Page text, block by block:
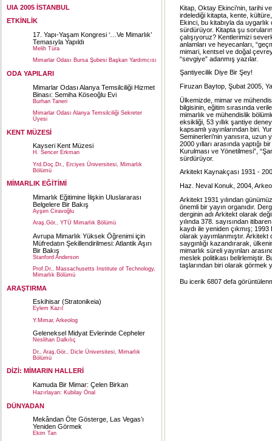
UIA 2005 İSTANBUL
ETKİNLİK
17. Yapı-Yaşam Kongresi ‘…Ve Mimarlık’
Temasıyla Yapıldı
Melih Türa
Mimarlar Odası Bursa Şubesi Başkan Yardımcısı
ODA YAPILARI
Mimarlar Odası Alanya Temsilciliği Hizmet
Binası: Semiha Köseoğlu Evi
Burhan Taneri
Mimarlar Odası Alanya Temsilciliği Sekreter
Üyesi
KENT MÜZESİ
Kayseri Kent Müzesi
H. Sencer Erkman
Yrd.Doç.Dr., Erciyes Üniversitesi, Mimarlık
Bölümü
MİMARLIK EĞİTİMİ
Mimarlık Eğitimine İlişkin Uluslararası
Belgelere Bir Bakış
Ayşen Ciravoğlu
Araş.Gör., YTÜ Mimarlık Bölümü
Avrupa Mimarlık Yüksek Öğrenimi için
Müfredatın Şekillendirilmesi: Atlantik Aşırı
Bir Bakış
Stanford Anderson
Prof.Dr., Massachusetts Institute of Technology,
Mimarlık Bölümü
ARAŞTIRMA
Eskihisar (Stratonikeia)
Eylem Kazıl
Y.Mimar, Arkeolog
Geleneksel Midyat Evlerinde Cepheler
Neslihan Dalkılıç
Dr., Araş.Gör., Dicle Üniversitesi, Mimarlık
Bölümü
DİZİ: MİMARIN HALLERİ
Kamuda Bir Mimar: Çelen Birkan
Hazırlayan: Kubilay Önal
DÜNYADAN
Mekândan Öte Gösterge, Las Vegas’ı
Yeniden Görmek
Ekim Tan
Kitap, Oktay Ekinci’nin, tarihi
irdelediği kitapta, kente,
Ekinci, bu kitabıyla da
sürdürüyor. Kitapta şu
çalışıyoruz? Kentlerimizi
anlamları ve heyecanları,
mimari, kentsel ve doğal
“sevgiye” adanmış yazılar.
Şantiyecilik Diye Bir Şey!
Firuzan Baytop, Şubat 2005,
Ülkemizde, mimar ve
bilgisinin, eğitim sırasında
mimarlık ve mühendislik
eksikliği, 53 yıllık şantiye
kapsamlı yayınlarından biri.
Seminerleri’nin yanısıra, uzun
2000 yılları arasında yaptığı
Kurulması ve Yönetilmesi”,
sürdürüyor.
Arkitekt Kaynakçası 1931 -
Haz. Neval Konuk, 2004,
Arkitekt 1931 yılından
önemli bir yayın organıdır.
derginin adı Arkitekt olarak
yılında 378. sayısından
kaydı ile yeniden çıkmış;
olarak yayımlanmıştır.
saygınlığı kazandırarak,
mimarlık süreli yayınları
meslek politikası belirlemiştir.
taşlarından biri olarak görmek
Bu icerik 6807 defa